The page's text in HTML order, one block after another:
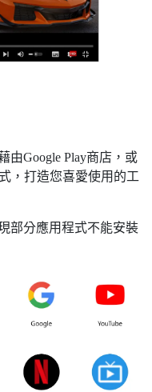
由Google Play商店，或
，打造您喜愛使用的工
部分應用程式不能安裝